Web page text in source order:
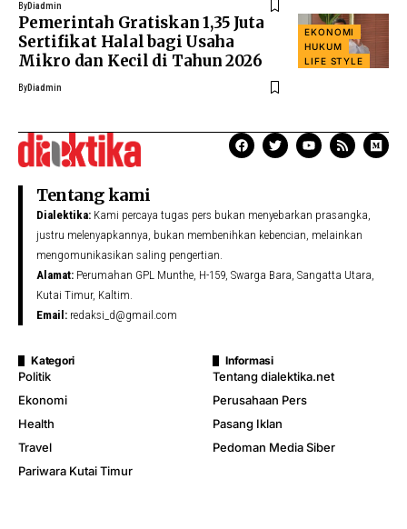
ByDiadmin
EKONOMI
HUKUM
LIFE STYLE
Pemerintah Gratiskan 1,35 Juta
Sertifikat Halal bagi Usaha
Mikro dan Kecil di Tahun 2026
ByDiadmin
Tentang kami
Dialektika: Kami percaya tugas pers bukan menyebarkan prasangka,
justru melenyapkannya, bukan membenihkan kebencian, melainkan
mengomunikasikan saling pengertian.
Alamat: Perumahan GPL Munthe, H-159, Swarga Bara, Sangatta Utara,
Kutai Timur, Kaltim.
Email: redaksi_d@gmail.com
Kategori
Politik
Ekonomi
Health
Travel
Pariwara Kutai Timur
Informasi
Tentang dialektika.net
Perusahaan Pers
Pasang Iklan
Pedoman Media Siber